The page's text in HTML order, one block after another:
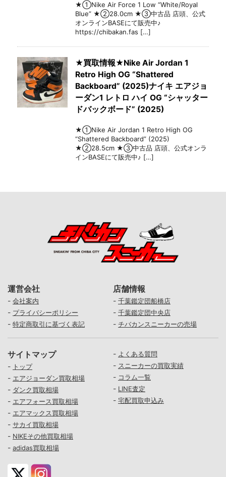
★①Nike Air Force 1 Low “White/Royal
Blue” ★②28.0cm ★③中古品 店頭、公式
オンラインBASEにて販売中♪
https://chibakan.fas […]
★買取情報★Nike Air Jordan 1
Retro High OG “Shattered
Backboard” (2025)ナイキ エアジョ
ーダン1 レトロ ハイ OG “シャッター
ドバックボード” (2025)
★①Nike Air Jordan 1 Retro High OG
“Shattered Backboard” (2025)
★②28.5cm ★③中古品 店頭、公式オンラ
インBASEにて販売中♪ […]
運営会社
- 会社案内
- プライバシーポリシー
- 特定商取引に基づく表記
店舗情報
- 千葉鑑定団船橋店
- 千葉鑑定団中央店
- チバカンスニーカーの売場
サイトマップ
- トップ
- エアジョーダン買取相場
- ダンク買取相場
- エアフォース買取相場
- エアマックス買取相場
- サカイ買取相場
- NIKEその他買取相場
- adidas買取相場
- よくある質問
- スニーカーの買取実績
- コラム一覧
- LINE査定
- 宅配買取申込み